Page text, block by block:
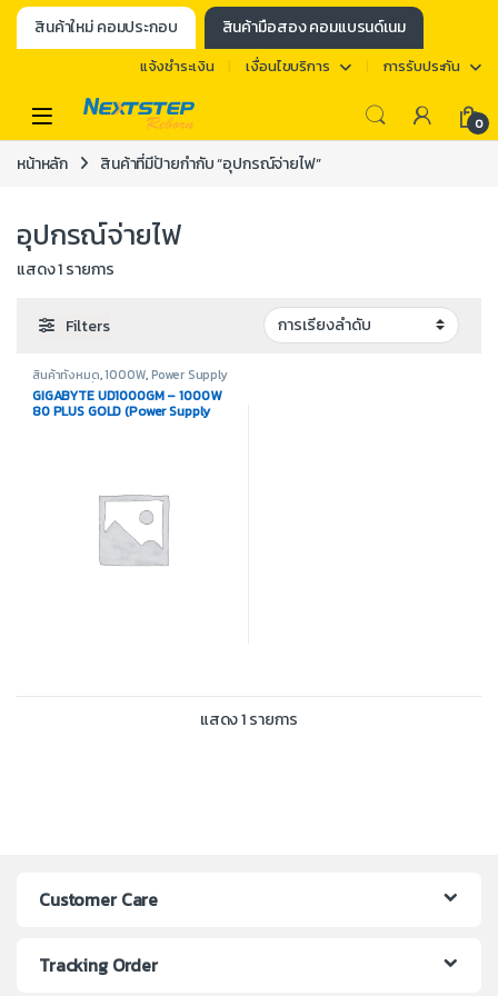
สินค้าใหม่ คอมประกอบ สินค้ามือสอง คอมแบรนด์เนม
แจ้งชำระเงิน เงื่อนไขบริการ การรับประกัน
0
หน้าหลัก สินค้าที่มีป้ายกำกับ “อุปกรณ์จ่ายไฟ”
อุปกรณ์จ่ายไฟ
แสดง 1 รายการ
Filters
สินค้าทั้งหมด,1000W,Power Supply
- พาวเวอร์ซัพพลาย
GIGABYTE UD1000GM – 1000W
80 PLUS GOLD (Power Supply
แสดง 1 รายการ
Customer Care
Tracking Order